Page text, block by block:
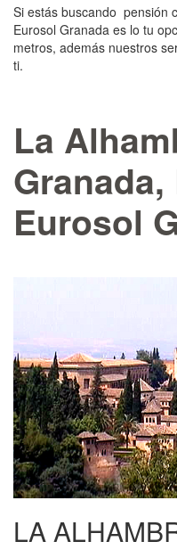
Si estás buscando pensión
Eurosol Granada es lo tu
metros, además nuestros
ti.
La
Eurosol
LA